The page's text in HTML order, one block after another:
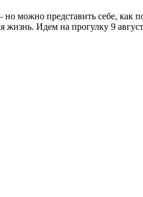
представить себе, как
Идем на прогулку 9